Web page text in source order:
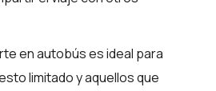
en autobús es ideal para
limitado y aquellos que